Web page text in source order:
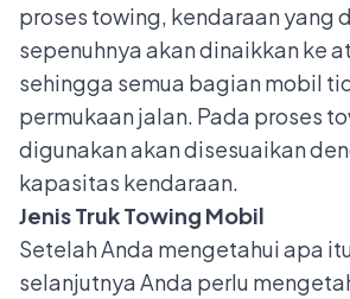
proses towing, kendaraan yang
sepenuhnya akan dinaikkan ke
sehingga semua bagian mobil
permukaan jalan. Pada proses
digunakan akan disesuaikan
kapasitas kendaraan.
Jenis Truk Towing Mobil
Setelah Anda mengetahui apa
selanjutnya Anda perlu